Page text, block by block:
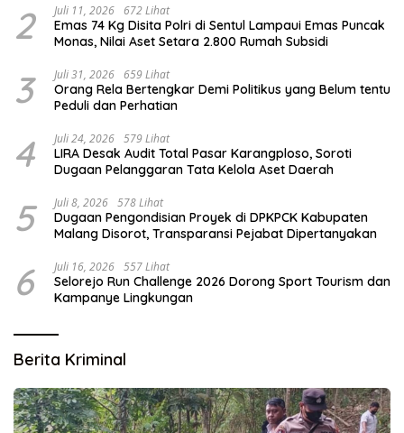
2 Juli 11, 2026 672 Lihat
Emas 74 Kg Disita Polri di Sentul Lampaui Emas Puncak
Monas, Nilai Aset Setara 2.800 Rumah Subsidi
3 Juli 31, 2026 659 Lihat
Orang Rela Bertengkar Demi Politikus yang Belum tentu
Peduli dan Perhatian
4 Juli 24, 2026 579 Lihat
LIRA Desak Audit Total Pasar Karangploso, Soroti
Dugaan Pelanggaran Tata Kelola Aset Daerah
5 Juli 8, 2026 578 Lihat
Dugaan Pengondisian Proyek di DPKPCK Kabupaten
Malang Disorot, Transparansi Pejabat Dipertanyakan
6 Juli 16, 2026 557 Lihat
Selorejo Run Challenge 2026 Dorong Sport Tourism dan
Kampanye Lingkungan
Berita Kriminal